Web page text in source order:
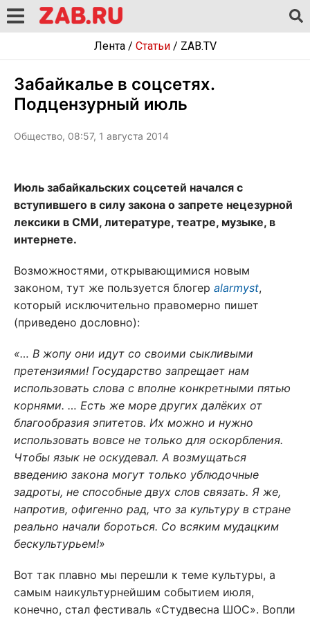
Лента/ Статьи/ ZAB.TV
Забайкалье в соцсетях.
Подцензурный июль
Общество, 08:57, 1 августа 2014
Июль забайкальских соцсетей начался с
вступившего в силу закона о запрете нецезурной
лексики в СМИ, литературе, театре, музыке, в
интернете.
Возможностями, открывающимися новым
законом, тут же пользуется блогер alarmyst,
который исключительно правомерно пишет
(приведено дословно):
«… В жопу они идут со своими сыкливыми
претензиями! Государство запрещает нам
использовать слова с вполне конкретными пятью
корнями. … Есть же море других далёких от
благообразия эпитетов. Их можно и нужно
использовать вовсе не только для оскорбления.
Чтобы язык не оскудевал. А возмущаться
введению закона могут только ублюдочные
задроты, не способные двух слов связать. Я же,
напротив, офигенно рад, что за культуру в стране
реально начали бороться. Со всяким мудацким
бескультурьем!»
Вот так плавно мы перешли к теме культуры, а
самым наикультурнейшим событием июля,
конечно, стал фестиваль «Студвесна ШОС». Вопли